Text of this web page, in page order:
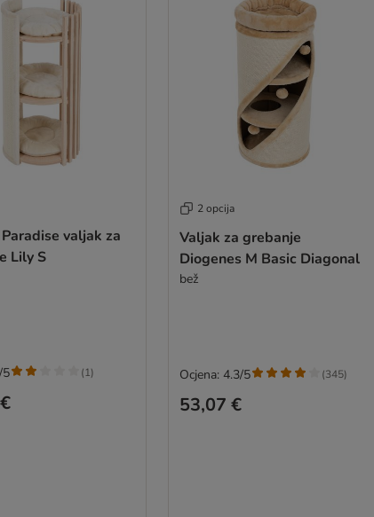
valjak za
Lily S
5 (1)
2 opcija
Valjak za grebanje
Diogenes M Basic Diagonal
bež
53,07 €
Ocjena: 4.3/5 (345)